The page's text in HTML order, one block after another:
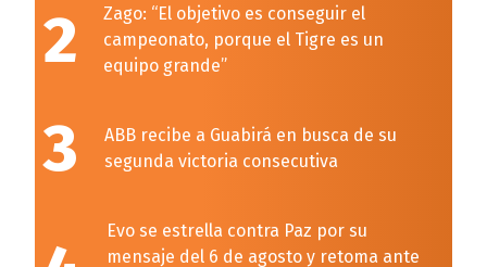
2
Zago: “El objetivo es conseguir el
campeonato, porque el Tigre es un
equipo grande”
3
ABB recibe a Guabirá en busca de su
segunda victoria consecutiva
Evo se estrella contra Paz por su
mensaje del 6 de agosto y retoma ante